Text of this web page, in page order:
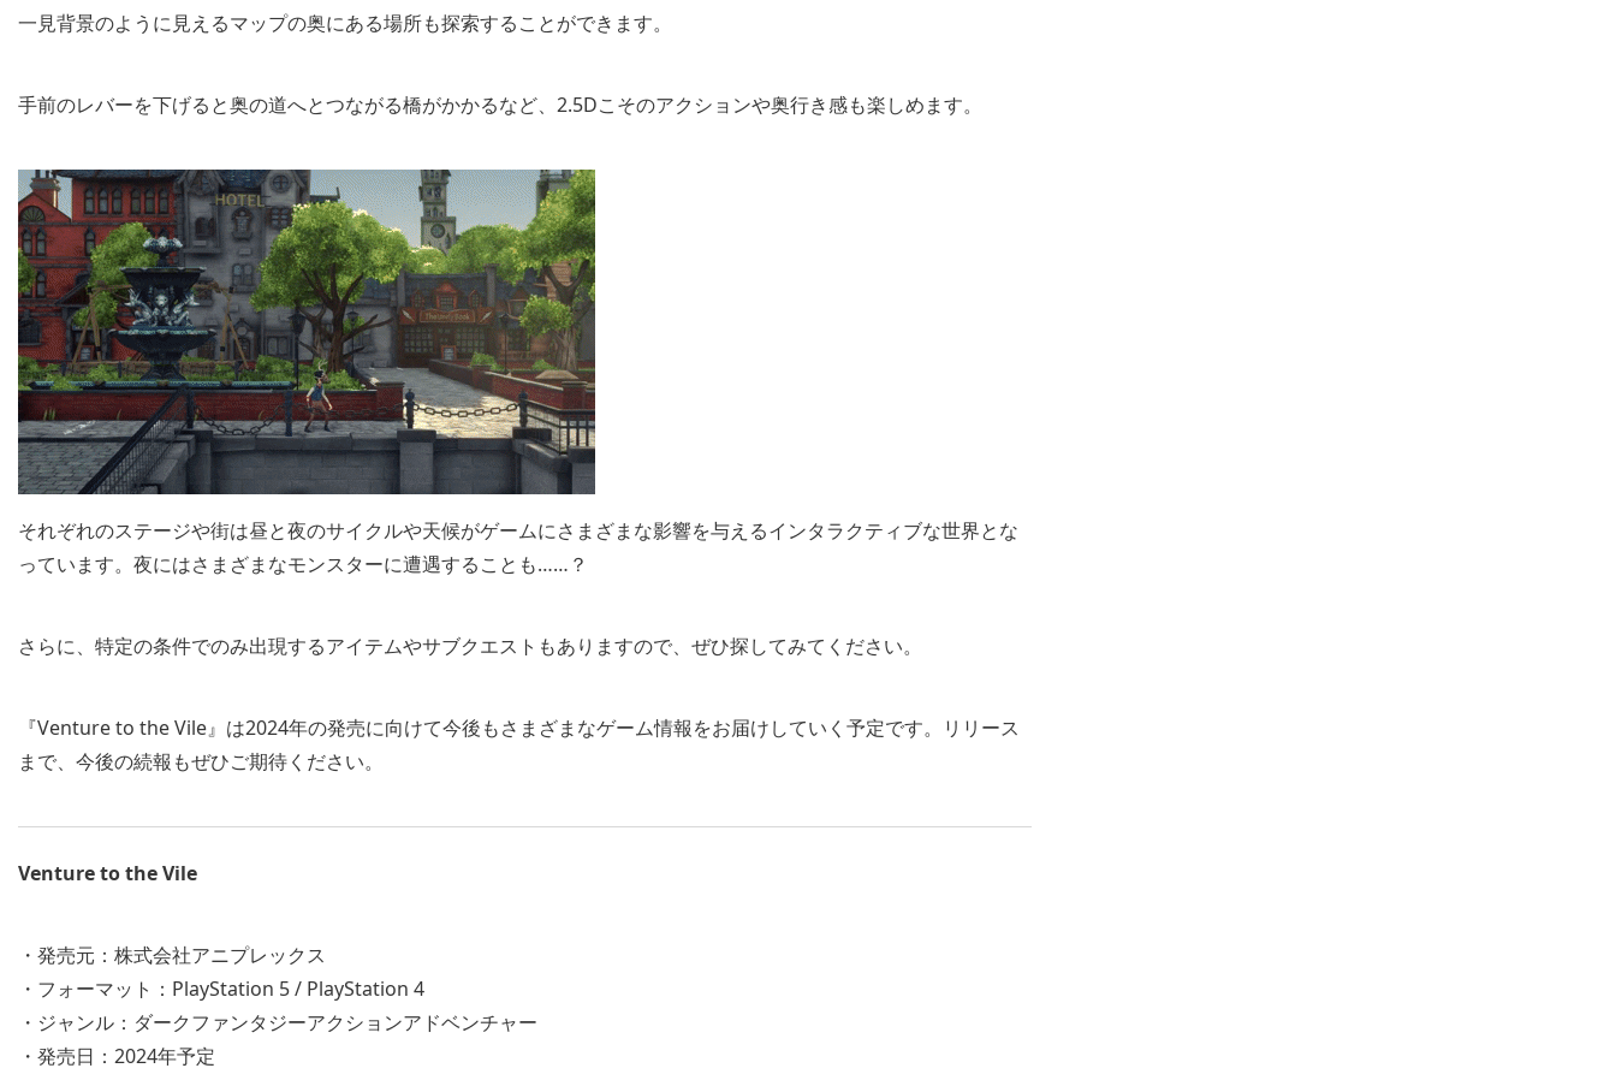
一見背景のように見えるマップの奥にある場所も探索することができます。
手前のレバーを下げると奥の道へとつながる橋がかかるなど、2.5Dこそのアクションや奥行き感も楽しめます。
それぞれのステージや街は昼と夜のサイクルや天候がゲームにさまざまな影響を与えるインタラクティブな世界とな
っています。夜にはさまざまなモンスターに遭遇することも……？
さらに、特定の条件でのみ出現するアイテムやサブクエストもありますので、ぜひ探してみてください。
『Venture to the Vile』は2024年の発売に向けて今後もさまざまなゲーム情報をお届けしていく予定です。リリース
まで、今後の続報もぜひご期待ください。
Venture to the Vile
・発売元：株式会社アニプレックス
・フォーマット：PlayStation 5 / PlayStation 4
・ジャンル：ダークファンタジーアクションアドベンチャー
・発売日：2024年予定